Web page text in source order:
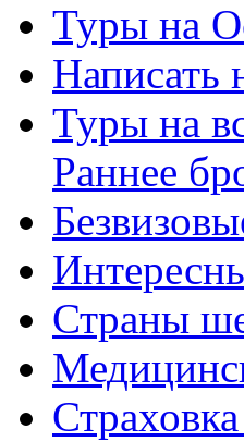
Туры на
Написать
Туры на
Раннее
Страны